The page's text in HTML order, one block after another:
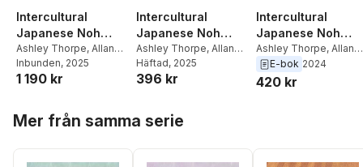
Intercultural
Japanese Noh
Theatre
Ashley Thorpe, Allan
Marett,Greg Giovanni
Jannette Cheong
Little, Richard Emmert,
Inbunden, 2025
1 190 kr
Intercultural
Japanese Noh
Theatre
Ashley Thorpe, Allan
Marett, Greg Giovanni
Jannette Cheong
Little,Richard Emmert
Häftad, 2025
396 kr
Intercultural
Japanese Noh
Theatre
Ashley Thorpe, Allan
Marett,Greg Giovanni
Jannette Cheong
E-bok 2024
420 kr
Mer från samma serie